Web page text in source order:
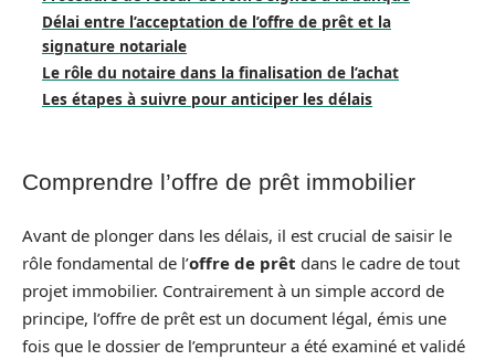
Délai entre l’acceptation de l’offre de prêt et la
signature notariale
Le rôle du notaire dans la finalisation de l’achat
Les étapes à suivre pour anticiper les délais
Comprendre l’offre de prêt immobilier
Avant de plonger dans les délais, il est crucial de saisir le
rôle fondamental de l’offre de prêt dans le cadre de tout
projet immobilier. Contrairement à un simple accord de
principe, l’offre de prêt est un document légal, émis une
fois que le dossier de l’emprunteur a été examiné et validé